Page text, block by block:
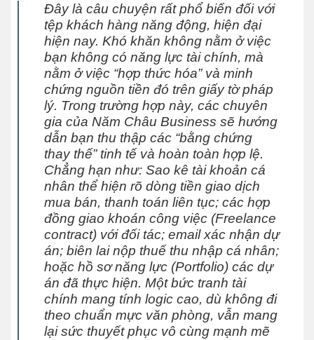
Đây là câu chuyện rất phổ biến đối với
tệp khách hàng năng động, hiện đại
hiện nay. Khó khăn không nằm ở việc
bạn không có năng lực tài chính, mà
nằm ở việc “hợp thức hóa” và minh
chứng nguồn tiền đó trên giấy tờ pháp
lý. Trong trường hợp này, các chuyên
gia của Năm Châu Business sẽ hướng
dẫn bạn thu thập các “bằng chứng
thay thế” tinh tế và hoàn toàn hợp lệ.
Chẳng hạn như: Sao kê tài khoản cá
nhân thể hiện rõ dòng tiền giao dịch
mua bán, thanh toán liên tục; các hợp
đồng giao khoán công việc (Freelance
contract) với đối tác; email xác nhận dự
án; biên lai nộp thuế thu nhập cá nhân;
hoặc hồ sơ năng lực (Portfolio) các dự
án đã thực hiện. Một bức tranh tài
chính mang tính logic cao, dù không đi
theo chuẩn mực văn phòng, vẫn mang
lại sức thuyết phục vô cùng mạnh mẽ